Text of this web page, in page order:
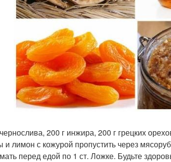
200 г инжира, 200 г грецких
и лимон с кожурой пропустить через
перед едой по 1 ст. Ложке. Будьте